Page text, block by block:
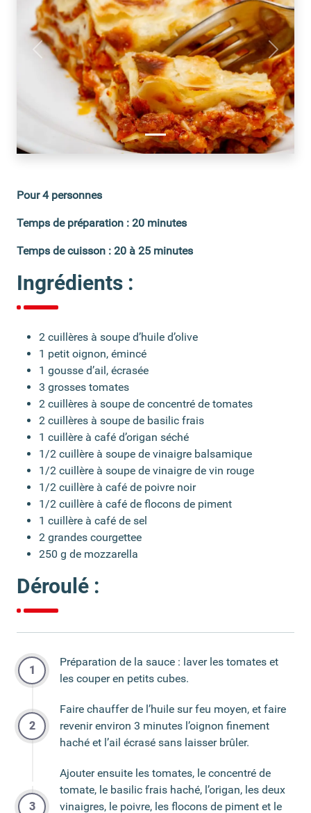
Précédent Suivant
Pour 4 personnes
Temps de préparation : 20 minutes
Temps de cuisson : 20 à 25 minutes
Ingrédients :
2 cuillères à soupe d’huile d’olive
1 petit oignon, émincé
1 gousse d’ail, écrasée
3 grosses tomates
2 cuillères à soupe de concentré de tomates
2 cuillères à soupe de basilic frais
1 cuillère à café d’origan séché
1/2 cuillère à soupe de vinaigre balsamique
1/2 cuillère à soupe de vinaigre de vin rouge
1/2 cuillère à café de poivre noir
1/2 cuillère à café de flocons de piment
1 cuillère à café de sel
2 grandes courgettee
250 g de mozzarella
Déroulé :
Préparation de la sauce : laver les tomates et
les couper en petits cubes.
Faire chauffer de l’huile sur feu moyen, et faire
revenir environ 3 minutes l’oignon finement
haché et l’ail écrasé sans laisser brûler.
Ajouter ensuite les tomates, le concentré de
tomate, le basilic frais haché, l’origan, les deux
vinaigres, le poivre, les flocons de piment et le